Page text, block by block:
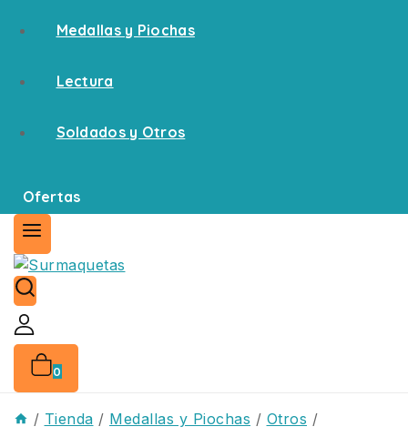
Medallas y Piochas
Lectura
Soldados y Otros
Ofertas
0
/ Tienda / Medallas y Piochas / Otros /